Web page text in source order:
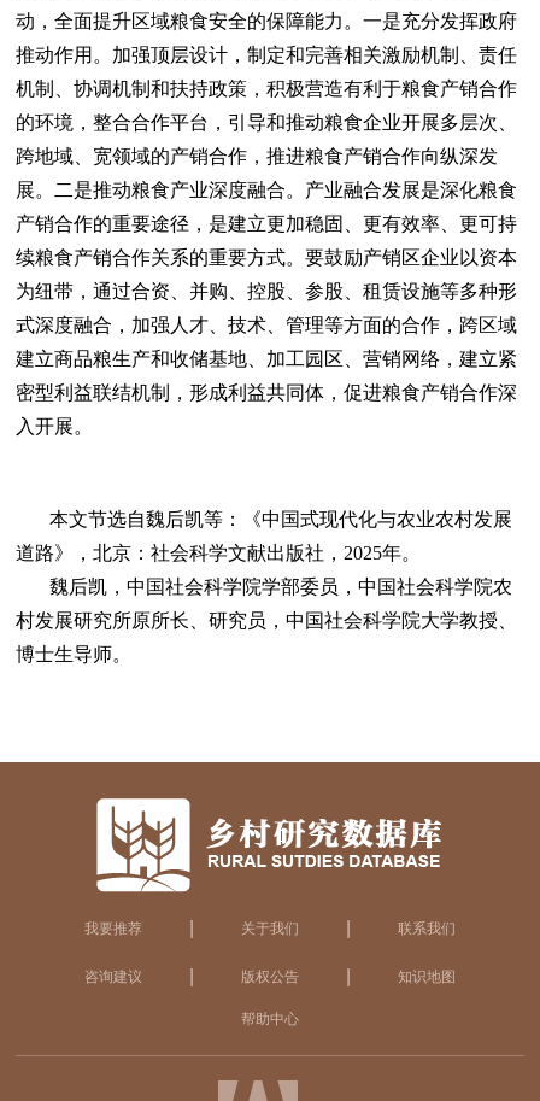
动，全面提升区域粮食安全的保障能力。一是充分发挥政府
推动作用。加强顶层设计，制定和完善相关激励机制、责任
机制、协调机制和扶持政策，积极营造有利于粮食产销合作
的环境，整合合作平台，引导和推动粮食企业开展多层次、
跨地域、宽领域的产销合作，推进粮食产销合作向纵深发
展。二是推动粮食产业深度融合。产业融合发展是深化粮食
产销合作的重要途径，是建立更加稳固、更有效率、更可持
续粮食产销合作关系的重要方式。要鼓励产销区企业以资本
为纽带，通过合资、并购、控股、参股、租赁设施等多种形
式深度融合，加强人才、技术、管理等方面的合作，跨区域
建立商品粮生产和收储基地、加工园区、营销网络，建立紧
密型利益联结机制，形成利益共同体，促进粮食产销合作深
入开展。
本文节选自魏后凯等：
《中国式现代化与农业农村发展
道路》
，北京：社会科学文献出版社，2025年。
魏后凯，中国社会科学院学部委员，中国社会科学院农
村发展研究所原所长、研究员，中国社会科学院大学教授、
博士生导师。
我要推荐 关于我们 联系我们
咨询建议 版权公告 知识地图
帮助中心